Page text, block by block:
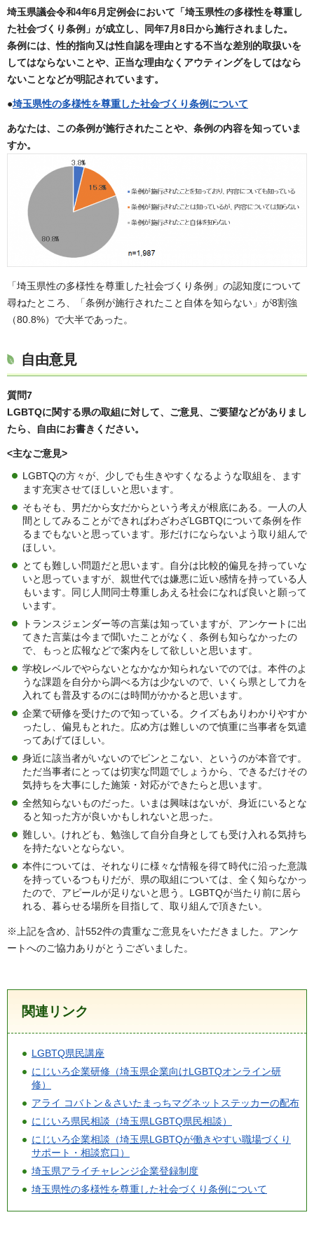
埼玉県議会令和4年6月定例会において「埼玉県性の多様性を尊重し
た社会づくり条例」が成立し、同年7月8日から施行されました。
条例には、性的指向又は性自認を理由とする不当な差別的取扱いを
してはならないことや、正当な理由なくアウティングをしてはなら
ないことなどが明記されています。
●埼玉県性の多様性を尊重した社会づくり条例について
あなたは、この条例が施行されたことや、条例の内容を知っていま
すか。
「埼玉県性の多様性を尊重した社会づくり条例」の認知度について
尋ねたところ、「条例が施行されたこと自体を知らない」が8割強
（80.8%）で大半であった。
自由意見
質問7
LGBTQに関する県の取組に対して、ご意見、ご要望などがありまし
たら、自由にお書きください。
<主なご意見>
LGBTQの方々が、少しでも生きやすくなるような取組を、ます
ます充実させてほしいと思います。
そもそも、男だから女だからという考えが根底にある。一人の人
間としてみることができればわざわざLGBTQについて条例を作
るまでもないと思っています。形だけにならないよう取り組んで
ほしい。
とても難しい問題だと思います。自分は比較的偏見を持っていな
いと思っていますが、親世代では嫌悪に近い感情を持っている人
もいます。同じ人間同士尊重しあえる社会になれば良いと願って
います。
トランスジェンダー等の言葉は知っていますが、アンケートに出
てきた言葉は今まで聞いたことがなく、条例も知らなかったの
で、もっと広報などで案内をして欲しいと思います。
学校レベルでやらないとなかなか知られないでのでは。本件のよ
うな課題を自分から調べる方は少ないので、いくら県として力を
入れても普及するのには時間がかかると思います。
企業で研修を受けたので知っている。クイズもありわかりやすか
ったし、偏見もとれた。広め方は難しいので慎重に当事者を気遣
ってあげてほしい。
身近に該当者がいないのでピンとこない、というのが本音です。
ただ当事者にとっては切実な問題でしょうから、できるだけその
気持ちを大事にした施策・対応ができたらと思います。
全然知らないものだった。いまは興味はないが、身近にいるとな
ると知った方が良いかもしれないと思った。
難しい。けれども、勉強して自分自身としても受け入れる気持ち
を持たないとならない。
本件については、それなりに様々な情報を得て時代に沿った意識
を持っているつもりだが、県の取組については、全く知らなかっ
たので、アピールが足りないと思う。LGBTQが当たり前に居ら
れる、暮らせる場所を目指して、取り組んで頂きたい。
※上記を含め、計552件の貴重なご意見をいただきました。アンケ
ートへのご協力ありがとうございました。
関連リンク
LGBTQ県民講座
にじいろ企業研修（埼玉県企業向けLGBTQオンライン研
修）
アライ コバトン＆さいたまっちマグネットステッカーの配布
にじいろ県民相談（埼玉県LGBTQ県民相談）
にじいろ企業相談（埼玉県LGBTQが働きやすい職場づくり
サポート・相談窓口）
埼玉県アライチャレンジ企業登録制度
埼玉県性の多様性を尊重した社会づくり条例について